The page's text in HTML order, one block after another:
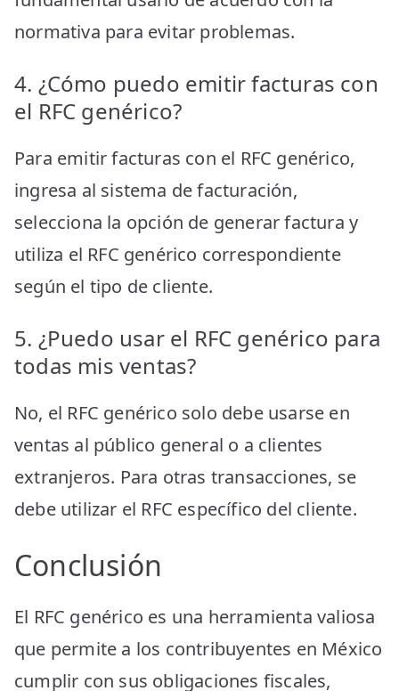
normativa para evitar problemas.
4. ¿Cómo puedo emitir facturas con
el RFC genérico?
Para emitir facturas con el RFC genérico,
ingresa al sistema de facturación,
selecciona la opción de generar factura y
utiliza el RFC genérico correspondiente
según el tipo de cliente.
5. ¿Puedo usar el RFC genérico para
todas mis ventas?
No, el RFC genérico solo debe usarse en
ventas al público general o a clientes
extranjeros. Para otras transacciones, se
debe utilizar el RFC específico del cliente.
Conclusión
El RFC genérico es una herramienta valiosa
que permite a los contribuyentes en México
cumplir con sus obligaciones fiscales,